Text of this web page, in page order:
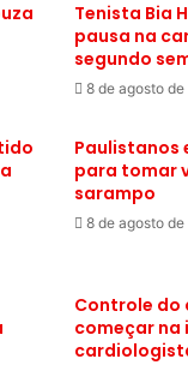
Tenista Bia
pausa na
segundo
8 de agosto
Paulistanos
para tomar
sarampo
8 de agosto
Controle do
começar na